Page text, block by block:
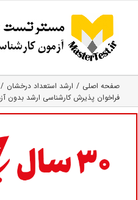
content
صفحه اصلی
ارشد استعداد درخشان
فراخوان پذیرش کارشناسی ارشد بدون